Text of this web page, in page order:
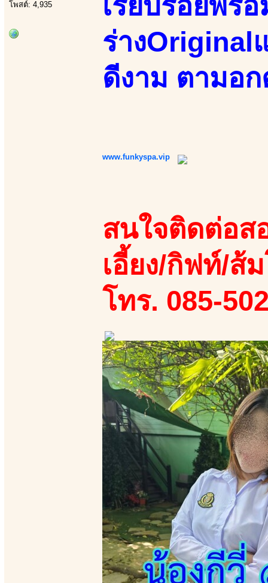
โพสต์: 4,935
ร่างOriginal
ดีงาม ตามอ
www.funkyspa.vip
สนใจติดต่อส
เอี้ยง/กิฟท์/ส้
โทร. 085-